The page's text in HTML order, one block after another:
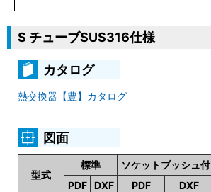
S チューブSUS316仕様
カタログ
熱交換器【豊】カタログ
図面
型式
標準
ソケットブッシュ付
PDF
DXF PDF
DXF